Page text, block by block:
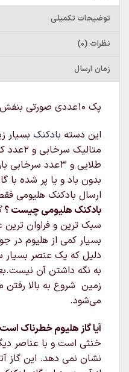
توضیحات تکمیلی
نظرات (0)
زمان ارسال
پک 10عددی صورتی بنفش
این دسته بادکنک
طلایی و 3عدد
بدون باد و یا پر شده با
ارسال بادکنک هلیومی
بادکنک هلیومی چیست ؟
سبک‌ ترین و فراوان‌
بسیار کمی از هلیوم در
دلیل که یک عنصر
به نگه داشتن آن
زمین شروع به بالا
می‌شود.
آیا گاز هلیوم خطرناک
خنثی است و با عناصر
نشان نمی دهد. این گاز